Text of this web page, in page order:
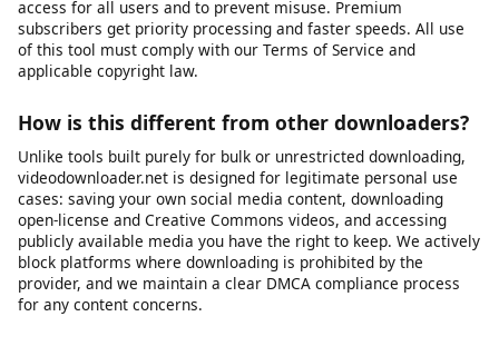
Yes, you can extract the audio track from a video as an MP3
file. This is useful for saving audio from videos you have rights
to - such as your own recordings, publicly licensed lectures,
open-license podcasts, or content published for free use.
audio before extracting it.
Is there a download limit?
Free users can download videos without a strict daily limit for
legitimate personal use. We apply rate limiting to ensure fair
access for all users and to prevent misuse. Premium
subscribers get priority processing and faster speeds. All use
of this tool must comply with our Terms of Service and